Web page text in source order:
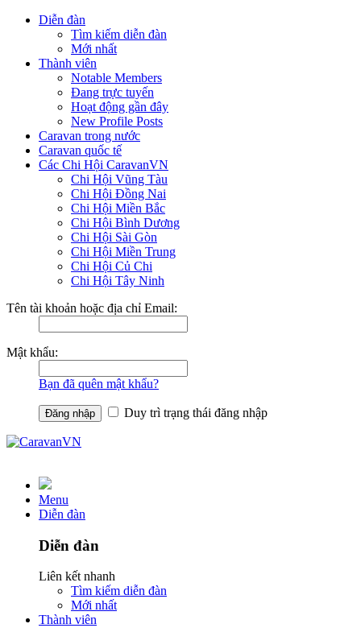
Diễn đàn
Tìm kiếm diễn đàn
Mới nhất
Thành viên
Notable Members
Đang trực tuyến
Hoạt động gần đây
New Profile Posts
Caravan trong nước
Caravan quốc tế
Các Chi Hội CaravanVN
Chi Hội Vũng Tàu
Chi Hội Đồng Nai
Chi Hội Miền Bắc
Chi Hội Bình Dương
Chi Hội Sài Gòn
Chi Hội Miền Trung
Chi Hội Củ Chi
Chi Hội Tây Ninh
Tên tài khoản hoặc địa chỉ Email:
Mật khẩu:
Bạn đã quên mật khẩu?
Duy trì trạng thái đăng nhập
Menu
Diễn đàn
Diễn đàn
Liên kết nhanh
Tìm kiếm diễn đàn
Mới nhất
Thành viên